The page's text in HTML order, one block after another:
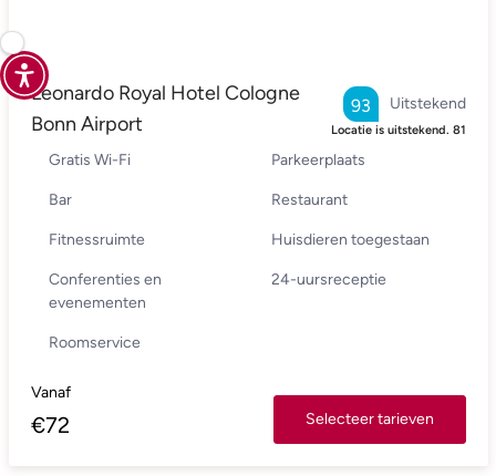
Leonardo Royal Hotel Cologne
Bonn Airport
Uitstekend
93
Locatie is uitstekend. 81
Gratis Wi-Fi Parkeerplaats
Bar Restaurant
Fitnessruimte Huisdieren toegestaan
Conferenties en
evenementen
24-uursreceptie
Roomservice
Vanaf
€72 Selecteer tarieven